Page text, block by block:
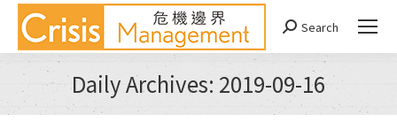
Search:
Search
Daily Archives: 2019-09-16
You are here: